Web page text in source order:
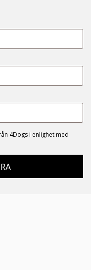
4Dogs i enlighet med